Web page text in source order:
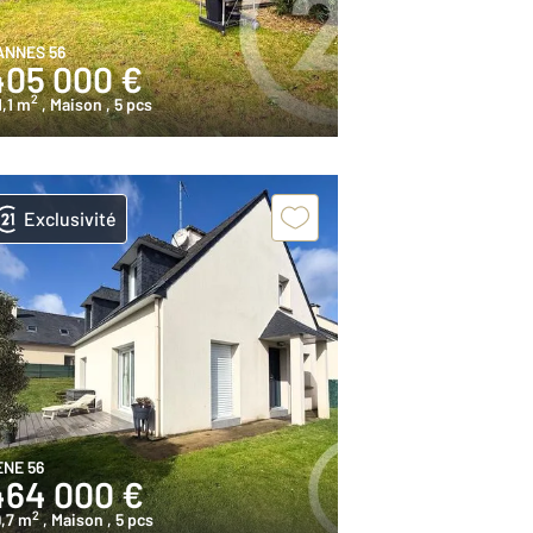
56
000 €
m2 , Maison, 5 pcs
Exclusivité
56
000 €
m2 , Maison , 5 pcs